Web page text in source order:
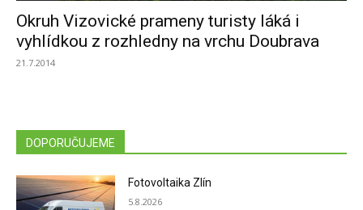
Okruh Vizovické prameny turisty láká i
vyhlídkou z rozhledny na vrchu Doubrava
21.7.2014
DOPORUČUJEME
Fotovoltaika Zlín
5.8.2026